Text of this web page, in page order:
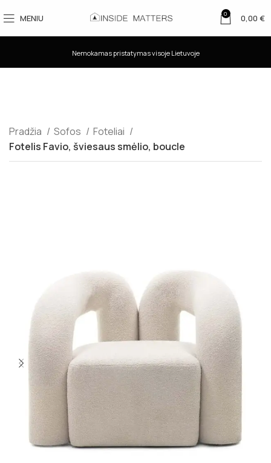
MENIU 0 0,00 €
Nemokamas pristatymas visoje Lietuvoje
Pradžia Sofos
Foteliai
Fotelis Favio, šviesaus smėlio, boucle